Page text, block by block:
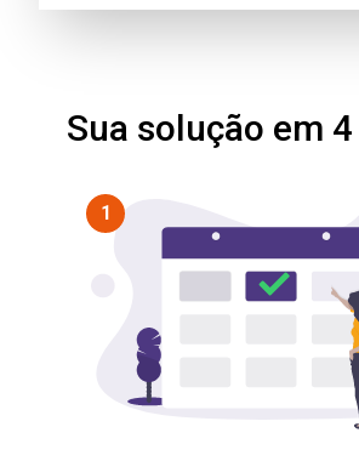
Sua solução em
1